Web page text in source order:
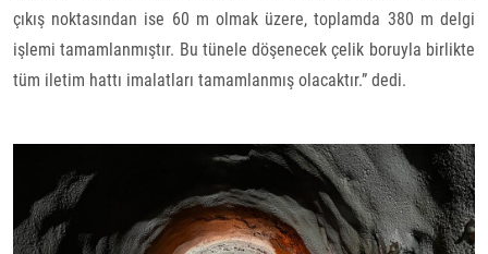
çıkış noktasından ise 60 m olmak üzere, toplamda 380 m delgi
işlemi tamamlanmıştır. Bu tünele döşenecek çelik boruyla birlikte
tüm iletim hattı imalatları tamamlanmış olacaktır.” dedi.